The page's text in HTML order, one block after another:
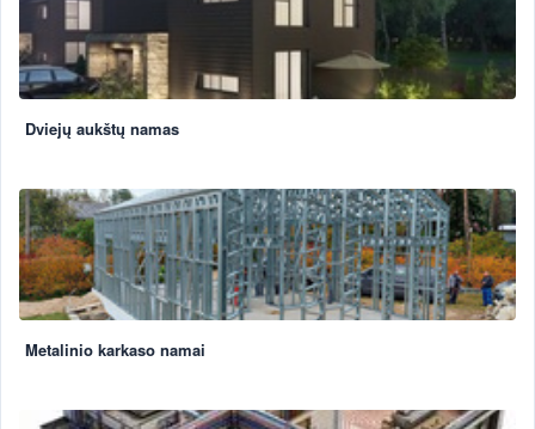
Dviejų aukštų namas
Metalinio karkaso namai